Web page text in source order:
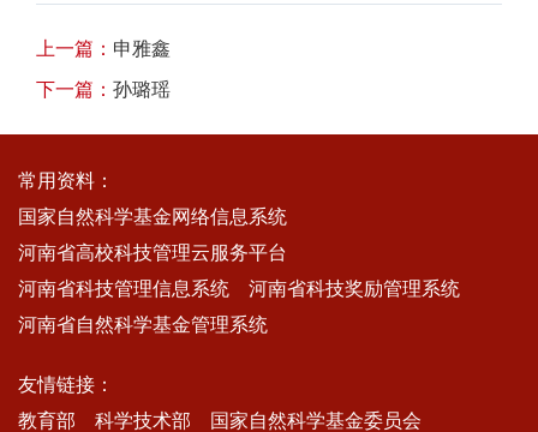
上一篇： 申雅鑫
下一篇： 孙璐瑶
常用资料：
国家自然科学基金网络信息系统
河南省高校科技管理云服务平台
河南省科技管理信息系统
河南省科技奖励管理系统
河南省自然科学基金管理系统
友情链接：
教育部
科学技术部
国家自然科学基金委员会